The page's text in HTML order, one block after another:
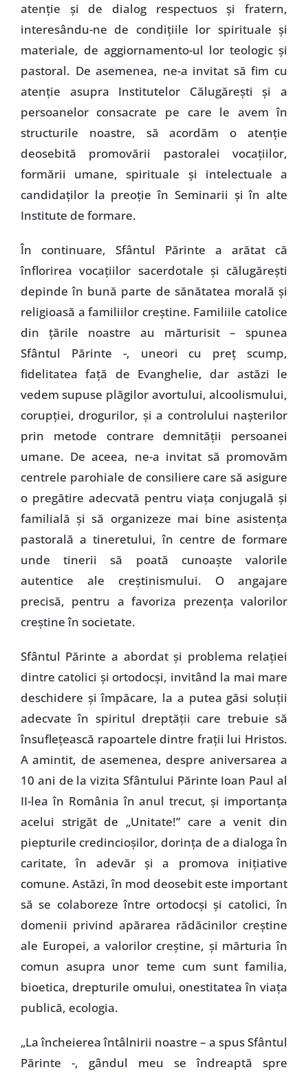
atenţie şi de dialog respectuos şi fratern,
interesându-ne de condiţiile lor spirituale şi
materiale, de aggiornamento-ul lor teologic şi
pastoral. De asemenea, ne-a invitat să fim cu
atenţie asupra Institutelor Călugăreşti şi a
persoanelor consacrate pe care le avem în
structurile noastre, să acordăm o atenţie
deosebită promovării pastoralei vocaţiilor,
formării umane, spirituale şi intelectuale a
candidaţilor la preoţie în Seminarii şi în alte
Institute de formare.
În continuare, Sfântul Părinte a arătat că
înflorirea vocaţiilor sacerdotale şi călugăreşti
depinde în bună parte de sănătatea morală şi
religioasă a familiilor creştine. Familiile catolice
din ţările noastre au mărturisit – spunea
Sfântul Părinte -, uneori cu preţ scump,
fidelitatea faţă de Evanghelie, dar astăzi le
vedem supuse plăgilor avortului, alcoolismului,
corupţiei, drogurilor, şi a controlului naşterilor
prin metode contrare demnităţii persoanei
umane. De aceea, ne-a invitat să promovăm
centrele parohiale de consiliere care să asigure
o pregătire adecvată pentru viaţa conjugală şi
familială şi să organizeze mai bine asistenţa
pastorală a tineretului, în centre de formare
unde tinerii să poată cunoaşte valorile
autentice ale creştinismului. O angajare
precisă, pentru a favoriza prezenţa valorilor
creştine în societate.
Sfântul Părinte a abordat şi problema relaţiei
dintre catolici şi ortodocşi, invitând la mai mare
deschidere şi împăcare, la a putea găsi soluţii
adecvate în spiritul dreptăţii care trebuie să
însufleţească rapoartele dintre fraţii lui Hristos.
A amintit, de asemenea, despre aniversarea a
10 ani de la vizita Sfântului Părinte Ioan Paul al
II-lea în România în anul trecut, şi importanţa
acelui strigăt de „Unitate!” care a venit din
piepturile credincioşilor, dorinţa de a dialoga în
caritate, în adevăr şi a promova iniţiative
comune. Astăzi, în mod deosebit este important
să se colaboreze între ortodocşi şi catolici, în
domenii privind apărarea rădăcinilor creştine
ale Europei, a valorilor creştine, şi mărturia în
comun asupra unor teme cum sunt familia,
bioetica, drepturile omului, onestitatea în viaţa
publică, ecologia.
„La încheierea întâlnirii noastre – a spus Sfântul
Părinte -, gândul meu se îndreaptă spre